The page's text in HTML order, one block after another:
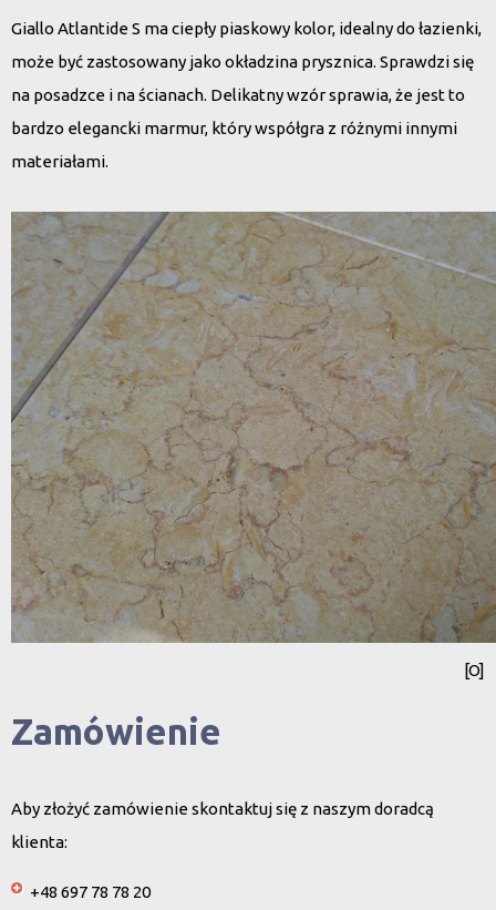
Giallo Atlantide S ma ciepły piaskowy kolor, idealny do łazienki,
może być zastosowany jako okładzina prysznica. Sprawdzi się
na posadzce i na ścianach. Delikatny wzór sprawia, że jest to
bardzo elegancki marmur, który współgra z różnymi innymi
materiałami.
[O]
Zamówienie
Aby złożyć zamówienie skontaktuj się z naszym doradcą
klienta:
+48 697 78 78 20